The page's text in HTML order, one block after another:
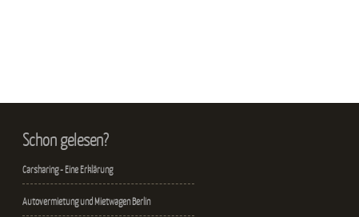
Schon gelesen?
Carsharing - Eine Erklärung
Autovermietung und Mietwagen Berlin